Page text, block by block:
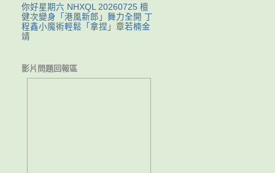
你好星期六 NHXQL 20260725 檀
健次變身「港風新郎」舞力全開 丁
程鑫小魔術輕鬆「拿捏」章若楠金
靖
影片問題回報區